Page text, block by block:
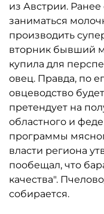
из Австрии.
заниматься
производить
вторник бывший
купила для
овец. Правда, по
овцеводство
претендует на
областного и
программы
власти региона
пообещал, что
качества".
собирается.